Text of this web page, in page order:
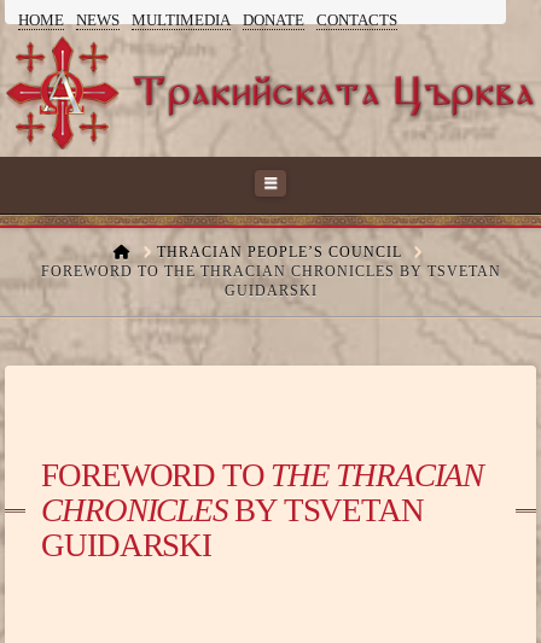
HOME NEWS MULTIMEDIA DONATE CONTACTS
ТРАКИЙСКАТА
ЦЪРКВА
Navigation
HOMETHRACIAN PEOPLE’S COUNCIL
FOREWORD TO THE THRACIAN CHRONICLES BY TSVETAN
GUIDARSKI
FOREWORD TO THE THRACIAN
CHRONICLESBY TSVETAN
GUIDARSKI